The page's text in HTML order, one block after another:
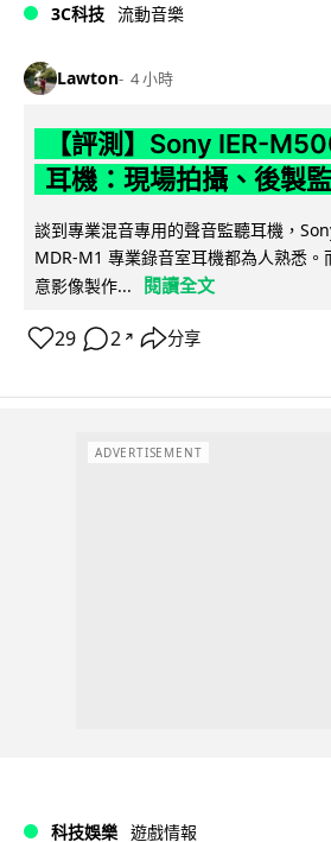
3C科技 流動音樂
Lawton 4 小時
【評測】Sony IER-
耳機：現場拍攝、後製
談到專業混音專用的聲音監聽耳機，
MDR-M1 專業錄音室耳機都為人熟悉。
意影像製作...
閱讀全文
29 2 ↗ 分享
ADVERTISEMENT
科技娛樂 遊戲情報